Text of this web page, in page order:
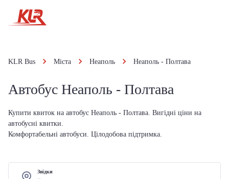
KLR Bus Міста Неаполь Неаполь - Полтава
Автобус Неаполь - Полтава
Купити квиток на автобус Неаполь - Полтава. Вигідні ціни на
автобусні квитки.
Комфортабельні автобуси. Цілодобова підтримка.
Звідки